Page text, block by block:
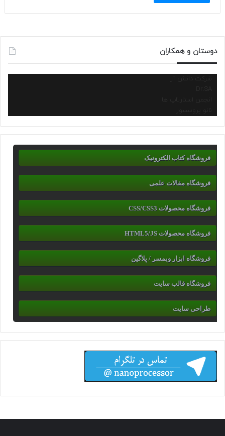
دوستان و همکاران
شرکت دانش آرا
انجمن استارتاپ ها
نانو پروسسور
فروشگاه کتاب الکترونیک
فروشگاه مقالات علمی
فروشگاه محصولات CSS/CSS3
فروشگاه محصولات HTML5/JS
فروشگاه ابزار وبمسر / پلاگین
فروشگاه قالب سایت
طراحی سایت